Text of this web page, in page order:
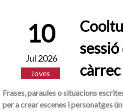
10
Jul 2026
Joves
Frases, paraules o situacions
per a crear escenes i personatges